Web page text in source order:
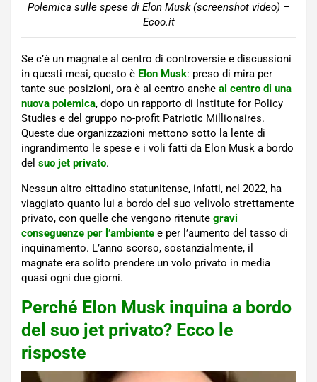
Polemica sulle spese di Elon Musk (screenshot video) –
Ecoo.it
Se c’è un magnate al centro di controversie e discussioni
in questi mesi, questo è Elon Musk: preso di mira per
tante sue posizioni, ora è al centro anche al centro di una
nuova polemica, dopo un rapporto di Institute for Policy
Studies e del gruppo no-profit Patriotic Millionaires.
Queste due organizzazioni mettono sotto la lente di
ingrandimento le spese e i voli fatti da Elon Musk a bordo
del suo jet privato.
Nessun altro cittadino statunitense, infatti, nel 2022, ha
viaggiato quanto lui a bordo del suo velivolo strettamente
privato, con quelle che vengono ritenute gravi
conseguenze per l’ambiente e per l’aumento del tasso di
inquinamento. L’anno scorso, sostanzialmente, il
magnate era solito prendere un volo privato in media
quasi ogni due giorni.
Perché Elon Musk inquina a bordo
del suo jet privato? Ecco le
risposte